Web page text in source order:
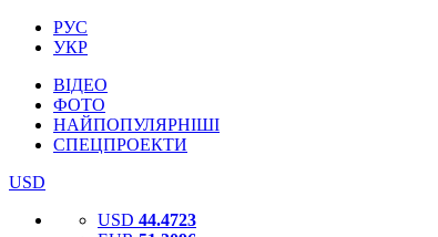
РУС
УКР
ВІДЕО
ФОТО
НАЙПОПУЛЯРНІШІ
СПЕЦПРОЕКТИ
USD
USD 44.4723